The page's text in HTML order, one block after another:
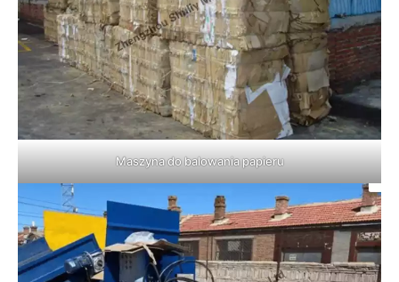
Maszyna do balowania papieru